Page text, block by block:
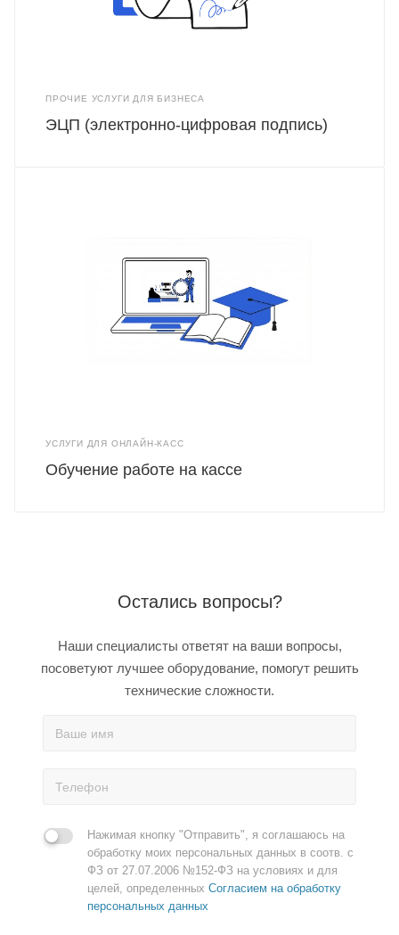
ПРОЧИЕ УСЛУГИ ДЛЯ БИЗНЕСА
ЭЦП (электронно-цифровая подпись)
УСЛУГИ ДЛЯ ОНЛАЙН-КАСС
Обучение работе на кассе
Остались вопросы?
Наши специалисты ответят на ваши вопросы,
посоветуют лучшее оборудование, помогут решить
технические сложности.
Нажимая кнопку "Отправить", я соглашаюсь на
обработку моих персональных данных в соотв. с
ФЗ от 27.07.2006 №152-ФЗ на условиях и для
целей, определенных Согласием на обработку
персональных данных